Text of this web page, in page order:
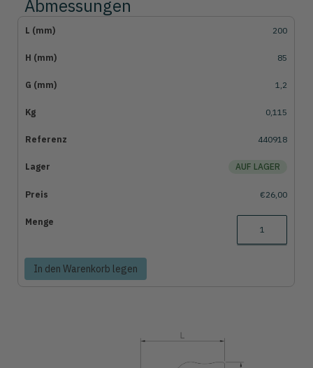
Abmessungen
200
85
1,2
0,115
440918
AUF LAGER
€26,00
In den Warenkorb legen